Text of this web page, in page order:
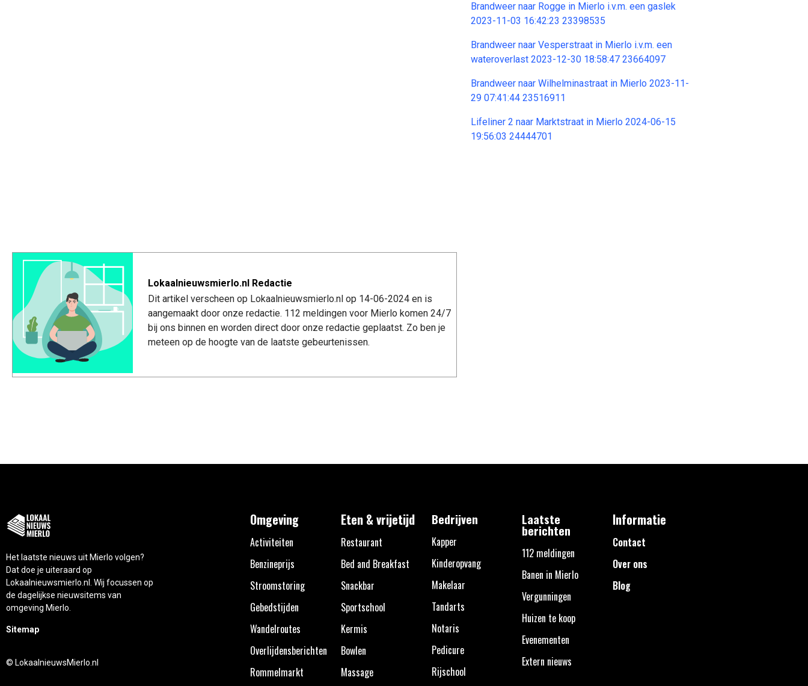
Brandweer naar Rogge in Mierlo i.v.m. een gaslek
2023-11-03 16:42:23 23398535
Brandweer naar Vesperstraat in Mierlo i.v.m. een
wateroverlast 2023-12-30 18:58:47 23664097
Brandweer naar Wilhelminastraat in Mierlo 2023-11-
29 07:41:44 23516911
Lifeliner 2 naar Marktstraat in Mierlo 2024-06-15
19:56:03 24444701
Lokaalnieuwsmierlo.nl Redactie
Dit artikel verscheen op Lokaalnieuwsmierlo.nl op 14-06-2024 en is
aangemaakt door onze redactie. 112 meldingen voor Mierlo komen 24/7
bij ons binnen en worden direct door onze redactie geplaatst. Zo ben je
meteen op de hoogte van de laatste gebeurtenissen.
Het laatste nieuws uit Mierlo volgen?
Dat doe je uiteraard op
Lokaalnieuwsmierlo.nl. Wij focussen op
de dagelijkse nieuwsitems van
omgeving Mierlo.
Sitemap
© LokaalnieuwsMierlo.nl
Omgeving
Activiteiten
Benzineprijs
Stroomstoring
Gebedstijden
Wandelroutes
Overlijdensberichten
Rommelmarkt
Eten & vrijetijd
Restaurant
Bed and Breakfast
Snackbar
Sportschool
Kermis
Bowlen
Massage
Bedrijven
Kapper
Kinderopvang
Makelaar
Tandarts
Notaris
Pedicure
Rijschool
Laatste
berichten
112 meldingen
Banen in Mierlo
Vergunningen
Huizen te koop
Evenementen
Extern nieuws
Informatie
Contact
Over ons
Blog